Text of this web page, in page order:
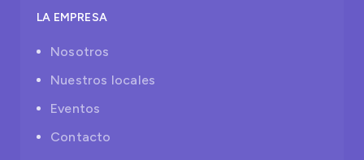
LA EMPRESA
Nosotros
Nuestros locales
Eventos
Contacto